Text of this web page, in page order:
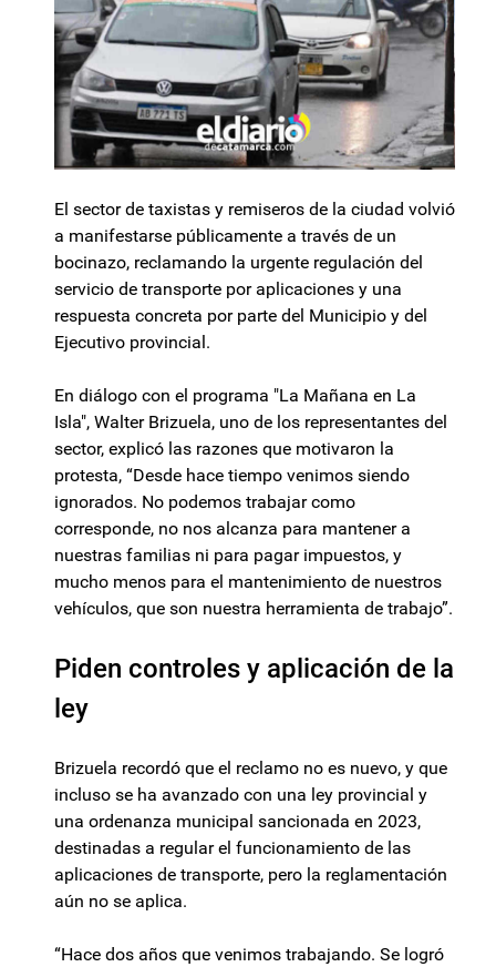
El sector de taxistas y remiseros de la ciudad volvió
a manifestarse públicamente a través de un
bocinazo, reclamando la urgente regulación del
servicio de transporte por aplicaciones y una
respuesta concreta por parte del Municipio y del
Ejecutivo provincial.
En diálogo con el programa "La Mañana en La
Isla", Walter Brizuela, uno de los representantes del
sector, explicó las razones que motivaron la
protesta, “Desde hace tiempo venimos siendo
ignorados. No podemos trabajar como
corresponde, no nos alcanza para mantener a
nuestras familias ni para pagar impuestos, y
mucho menos para el mantenimiento de nuestros
vehículos, que son nuestra herramienta de trabajo”.
Piden controles y aplicación de la
ley
Brizuela recordó que el reclamo no es nuevo, y que
incluso se ha avanzado con una ley provincial y
una ordenanza municipal sancionada en 2023,
destinadas a regular el funcionamiento de las
aplicaciones de transporte, pero la reglamentación
aún no se aplica.
“Hace dos años que venimos trabajando. Se logró